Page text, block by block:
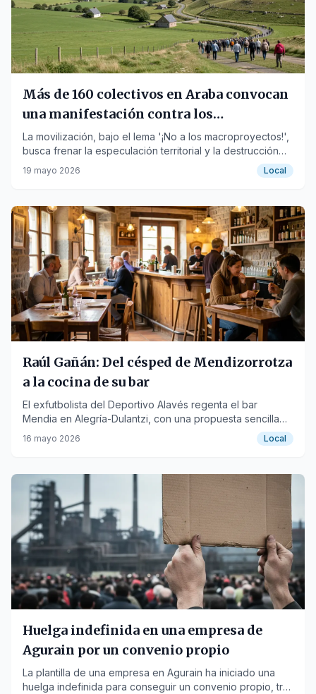
Más de 160 colectivos en Araba convocan
una manifestación contra los
'macroproyectos'
La movilización, bajo el lema '¡No a los macroproyectos!',
busca frenar la especulación territorial y la destrucción
de entornos naturales.
19 mayo 2026 Local
Raúl Gañán: Del césped de Mendizorrotza
a la cocina de su bar
El exfutbolista del Deportivo Alavés regenta el bar
Mendia en Alegría-Dulantzi, con una propuesta sencilla
de comer bien y estar a gusto.
16 mayo 2026 Local
Huelga indefinida en una empresa de
Agurain por un convenio propio
La plantilla de una empresa en Agurain ha iniciado una
huelga indefinida para conseguir un convenio propio, tras